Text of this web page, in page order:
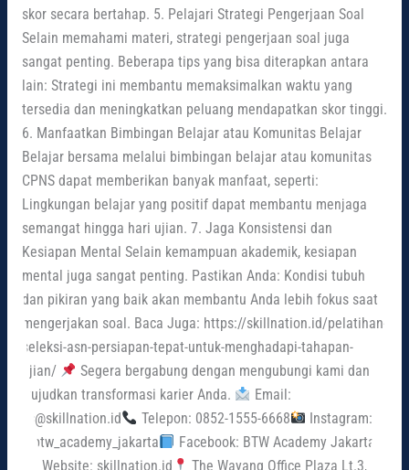
skor secara bertahap. 5. Pelajari Strategi Pengerjaan Soal
Selain memahami materi, strategi pengerjaan soal juga
sangat penting. Beberapa tips yang bisa diterapkan antara
lain: Strategi ini membantu memaksimalkan waktu yang
tersedia dan meningkatkan peluang mendapatkan skor tinggi.
6. Manfaatkan Bimbingan Belajar atau Komunitas Belajar
Belajar bersama melalui bimbingan belajar atau komunitas
CPNS dapat memberikan banyak manfaat, seperti:
Lingkungan belajar yang positif dapat membantu menjaga
semangat hingga hari ujian. 7. Jaga Konsistensi dan
Kesiapan Mental Selain kemampuan akademik, kesiapan
mental juga sangat penting. Pastikan Anda: Kondisi tubuh
dan pikiran yang baik akan membantu Anda lebih fokus saat
mengerjakan soal. Baca Juga: https://skillnation.id/pelatihan-
seleksi-asn-persiapan-tepat-untuk-menghadapi-tahapan-
ujian/
Segera bergabung dengan mengubungi kami dan
wujudkan transformasi karier Anda.
Email:
cs@skillnation.id
Telepon: 0852-1555-6668
Instagram:
@btw_academy_jakarta
Facebook: BTW Academy Jakarta
Website: skillnation.id
The Wayang Office Plaza Lt.3,